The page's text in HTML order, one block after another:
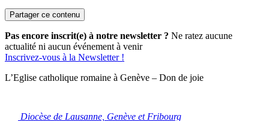
Pas encore inscrit(e) à notre newsletter ? Ne ratez aucune
actualité ni aucun événement à venir
Inscrivez-vous à la Newsletter !
L’Eglise catholique romaine à Genève – Don de joie
Diocèse de Lausanne, Genève et Fribourg